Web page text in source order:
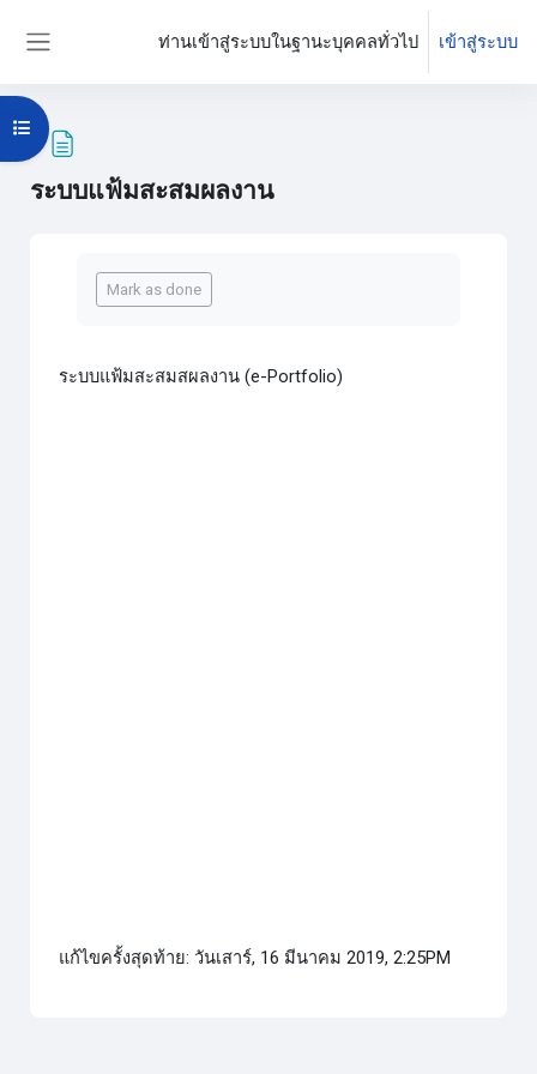
ท่านเข้าสู่ระบบในฐานะบุคคลทั่วไป เข้าสู่ระบบ
ระบบแฟ้มสะสมผลงาน
Open course index
Mark as done
ระบบแฟ้มสะสมสผลงาน (e-Portfolio)
แก้ไขครั้งสุดท้าย: วันเสาร์, 16 มีนาคม 2019, 2:25PM